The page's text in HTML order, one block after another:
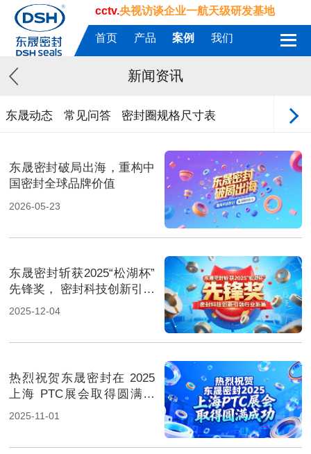
cctv.央视访谈企业一航天级研发基地
首页 产品 案例 我们
新闻资讯
东晟动态 常见问答 密封圈规格尺寸表
东晟密封破局出海，重构中
国密封全球品牌价值
2026-05-23
东晟密封斩获2025“松湖杯”
先锋奖， 密封科技创新引领
行业新篇！
2025-12-04
热烈祝贺东晟密封在 2025
上海 PTC展会取得圆满成
功！
2025-11-01